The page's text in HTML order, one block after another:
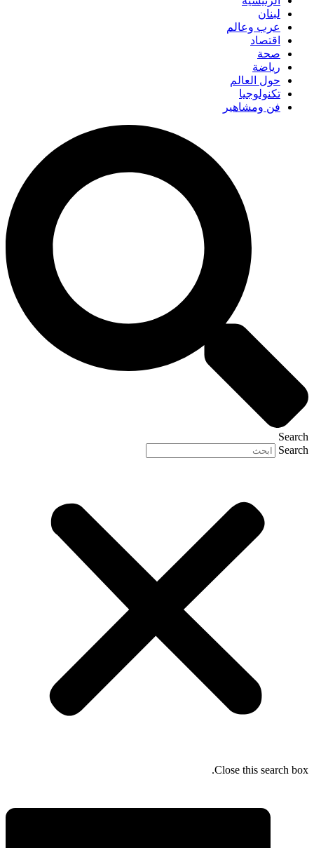
لبنان
عرب وعالم
اقتصاد
صحة
رياضة
حول العالم
تكنولوجيا
فن ومشاهير
Search
Search
Close this search box.